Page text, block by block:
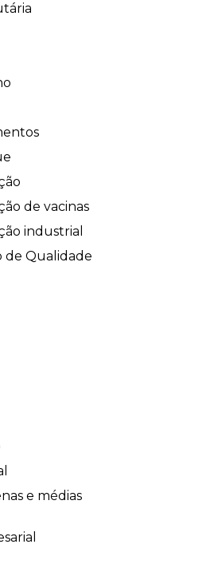
de vacinas
industrial
de Qualidade
e médias